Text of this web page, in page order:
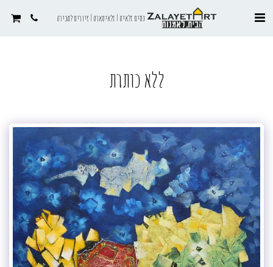
נסים זלאיט | זלאיטארט | ציורים למכירה
ללא כותרת